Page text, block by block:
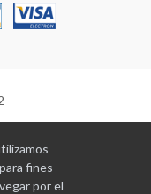
GABALA
fines
por el